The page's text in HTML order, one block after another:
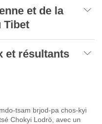
et de la
Tibet
et résultants
tsam brjod-pa chos-kyi
Chokyi Lodrö, avec un